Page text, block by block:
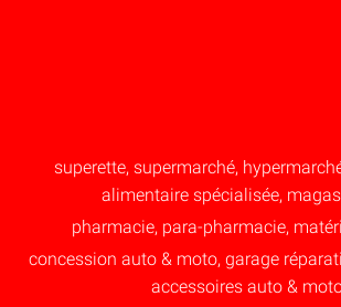
superette, supermarché,
alimentaire spécialisée,
pharmacie, para-pharmacie,
concession auto & moto, garage
accessoires auto &